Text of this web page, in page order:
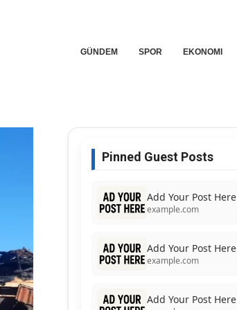
GÜNDEM SPOR EKONOMI
Pinned Guest Posts
Add Your Post Here
example.com
Add Your Post Here
example.com
Add Your Post Here